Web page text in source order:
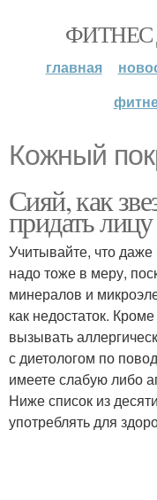
ФИТНЕС
главная
Кожный
Сияй, как
придать
Учитывайте, что
надо тоже в меру,
минералов и
как недостаток.
вызывать
с диетологом по
имеете слабую либо
Ниже список из
употреблять для